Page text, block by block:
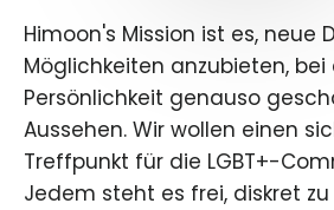
Himoon's Mission ist es, neue
Möglichkeiten anzubieten,
Persönlichkeit genauso
Aussehen. Wir wollen einen
Treffpunkt für die LGBT+-
Jedem steht es frei, diskret